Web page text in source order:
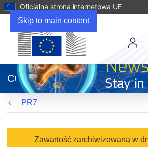
Skip to main content
Oficjalna strona internetowa UE
otworzy
się
w
nowym
oknie)
CORDIS
PR7
Zawartość zarchiwizowana w